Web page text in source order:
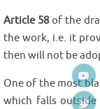
Article 58of the
the work, i.e. it
then will not be
One of the most
which falls outside